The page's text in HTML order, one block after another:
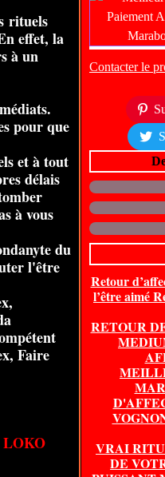
rituels
effet, la
à un
pour que
et à tout
délais
à vous
du
l'être
Faire
LOKO
Contacter le
Retour
l’être aimé
RETOUR
VRAI
DE